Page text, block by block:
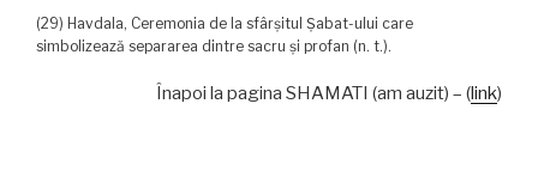
(29) Havdala, Ceremonia de la sfârşitul Șabat-ului care
simbolizează separarea dintre sacru şi profan (n. t.).
Înapoi la pagina SHAMATI (am auzit) – (link)